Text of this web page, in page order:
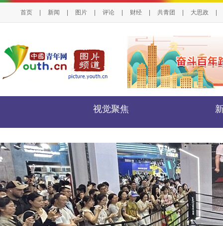
首页 新闻 图片 评论 财经 共青团 大思政
视觉聚焦